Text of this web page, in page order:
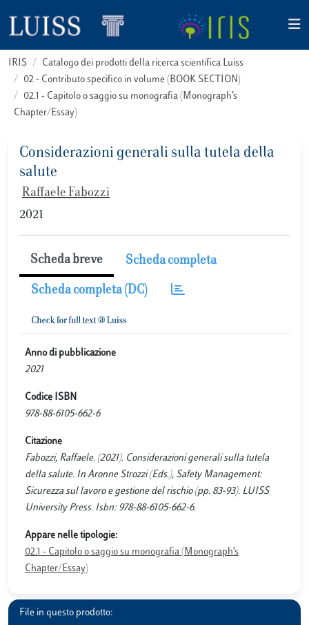
IRIS
Catalogo dei prodotti della ricerca scientifica Luiss
02 - Contributo specifico in volume (BOOK SECTION)
02.1 - Capitolo o saggio su monografia (Monograph’s
Chapter/Essay)
Considerazioni generali sulla tutela della
salute
Raffaele Fabozzi
2021
Scheda breve Scheda completa
Scheda completa (DC)
Anno di pubblicazione
2021
Codice ISBN
978-88-6105-662-6
Citazione
Fabozzi, Raffaele. (2021). Considerazioni generali sulla tutela
della salute. In Aronne Strozzi (Eds.), Safety Management:
Sicurezza sul lavoro e gestione del rischio (pp. 83-93). LUISS
University Press. Isbn: 978-88-6105-662-6.
Appare nelle tipologie:
02.1 - Capitolo o saggio su monografia (Monograph’s
Chapter/Essay)
File in questo prodotto: